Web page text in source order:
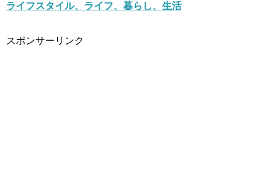
ライフスタイル、ライフ、暮らし、生活
スポンサーリンク